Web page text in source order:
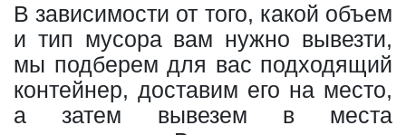
В зависимости от того, какой объем
и тип мусора вам нужно вывезти,
мы подберем для вас подходящий
контейнер, доставим его на место,
а затем вывезем в места